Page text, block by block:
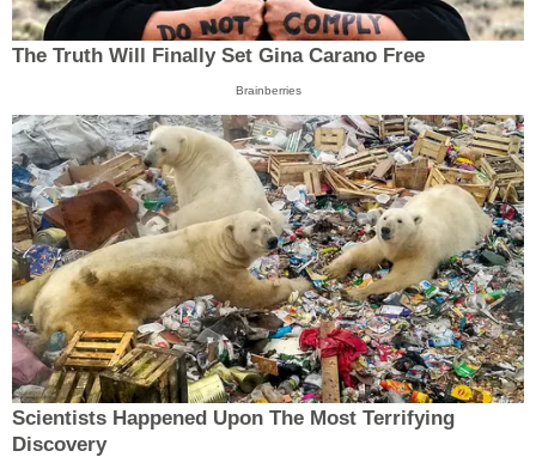
The Truth Will Finally Set Gina Carano Free
Brainberries
Scientists Happened Upon The Most Terrifying
Discovery